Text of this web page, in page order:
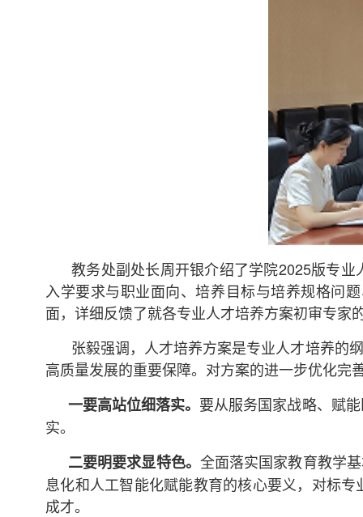
教务处副处长周开银介绍了学院2025版专
入学要求与职业面向、培养目标与培养规格问
面，详细反馈了就各专业人才培养方案初审专
张毅强调，人才培养方案是专业人才培养的
高质量发展的重要保障。对方案的进一步优化完
一要高站位细落实。 要从服务国家战略、赋
实。
二要明要求显特色。 全面落实国家教育教学
息化和人工智能化赋能教育的核心要义，对标
成才。